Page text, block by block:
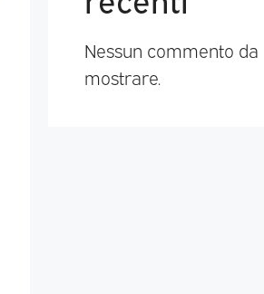
Nessun commento da
mostrare.